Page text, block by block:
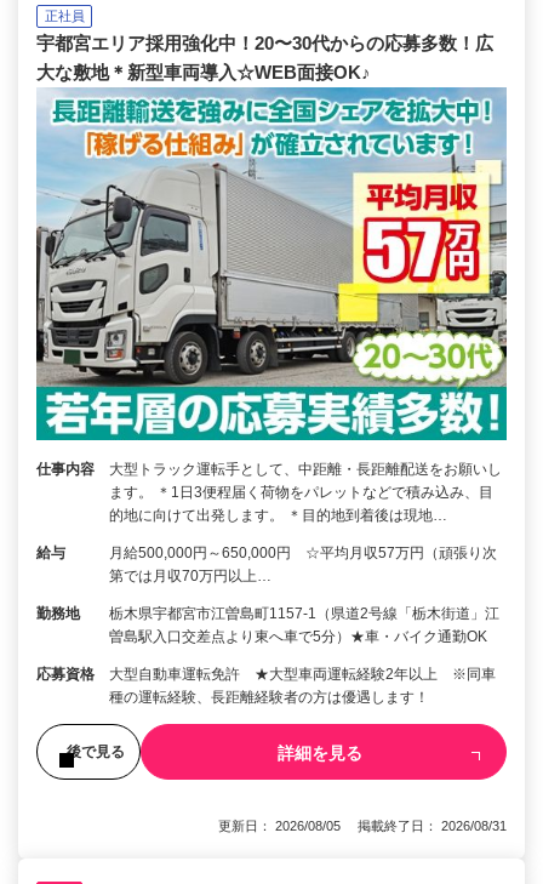
正社員
宇都宮エリア採用強化中！20〜30代からの応募多数！広
大な敷地＊新型車両導入☆WEB面接OK♪
仕事内容
大型トラック運転手として、中距離・長距離配送をお願いし
ます。 ＊1日3便程届く荷物をパレットなどで積み込み、目
的地に向けて出発します。 ＊目的地到着後は現地…
給与
月給500,000円～650,000円 ☆平均月収57万円（頑張り次
第では月収70万円以上…
勤務地
栃木県宇都宮市江曽島町1157-1（県道2号線「栃木街道」江
曽島駅入口交差点より東へ車で5分）★車・バイク通勤OK
応募資格
大型自動車運転免許 ★大型車両運転経験2年以上 ※同車
種の運転経験、長距離経験者の方は優遇します！
後で見る 詳細を見る
更新日： 2026/08/05 掲載終了日： 2026/08/31